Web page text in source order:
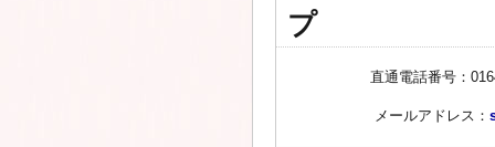
プ
直通電話番号：
メールアドレス：